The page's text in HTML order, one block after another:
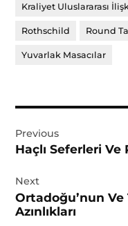
Kraliyet Uluslararası
Rothschild Round
Yuvarlak Masacılar
gezinmesi
Previous
Haçlı Seferleri
Next
Ortadoğu’nun
Azınlıkları